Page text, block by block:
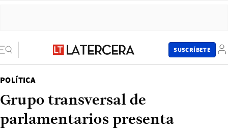
SUSCRÍBETE
POLÍTICA
Grupo transversal de
parlamentarios presenta